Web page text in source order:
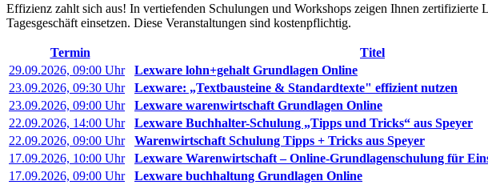
Effizienz zahlt sich aus! In vertiefenden Schulungen und Workshops zeigen Ihnen
Tagesgeschäft einsetzen. Diese Veranstaltungen sind kostenpflichtig.
Termin Titel
29.09.2026, 09:00 Uhr
Lexware lohn+gehalt Grundlagen Online
23.09.2026, 09:30 Uhr
Lexware: „Textbausteine & Standardtexte" effizient nutzen
23.09.2026, 09:00 Uhr
Lexware warenwirtschaft Grundlagen Online
22.09.2026, 14:00 Uhr
Lexware Buchhalter-Schulung „Tipps und Tricks“ aus Speyer
22.09.2026, 09:00 Uhr
Warenwirtschaft Schulung Tipps + Tricks aus Speyer
17.09.2026, 10:00 Uhr
Lexware Warenwirtschaft – Online-Grundlagenschulung für
17.09.2026, 09:00 Uhr
Lexware buchhaltung Grundlagen Online